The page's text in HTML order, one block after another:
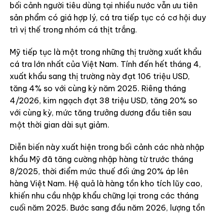
bối cảnh người tiêu dùng tại nhiều nước vẫn ưu tiên
sản phẩm có giá hợp lý, cá tra tiếp tục có cơ hội duy
trì vị thế trong nhóm cá thịt trắng.
Mỹ tiếp tục là một trong những thị trường xuất khẩu
cá tra lớn nhất của Việt Nam. Tính đến hết tháng 4,
xuất khẩu sang thị trường này đạt 106 triệu USD,
tăng 4% so với cùng kỳ năm 2025. Riêng tháng
4/2026, kim ngạch đạt 38 triệu USD, tăng 20% so
với cùng kỳ, mức tăng trưởng dương đầu tiên sau
một thời gian dài sụt giảm.
Diễn biến này xuất hiện trong bối cảnh các nhà nhập
khẩu Mỹ đã tăng cường nhập hàng từ trước tháng
8/2025, thời điểm mức thuế đối ứng 20% áp lên
hàng Việt Nam. Hệ quả là hàng tồn kho tích lũy cao,
khiến nhu cầu nhập khẩu chững lại trong các tháng
cuối năm 2025. Bước sang đầu năm 2026, lượng tồn